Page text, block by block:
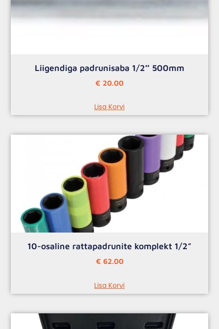
Liigendiga padrunisaba 1/2″ 500mm
€ 20.00
Lisa Korvi
10-osaline rattapadrunite komplekt 1/2”
€ 62.00
Lisa Korvi